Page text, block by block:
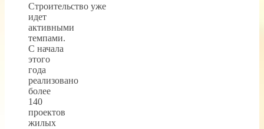
Строительство уже
идет
активными
темпами.
С начала
этого
года
реализовано
более
140
проектов
жилых